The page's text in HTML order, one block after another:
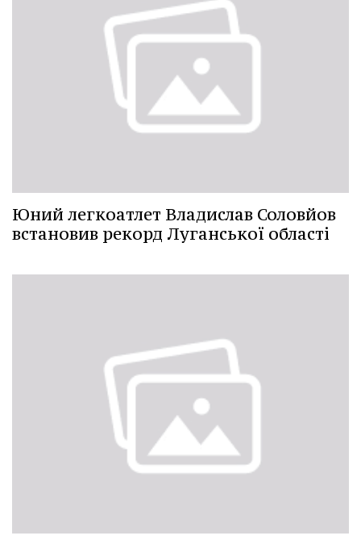
Юний легкоатлет Владислав Соловйов
встановив рекорд Луганської області